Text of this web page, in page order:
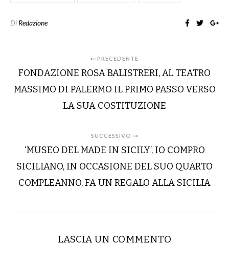
Di Redazione
PRECEDENTE
FONDAZIONE ROSA BALISTRERI, AL TEATRO
MASSIMO DI PALERMO IL PRIMO PASSO VERSO
LA SUA COSTITUZIONE
SUCCESSIVO
‘MUSEO DEL MADE IN SICILY’, IO COMPRO
SICILIANO, IN OCCASIONE DEL SUO QUARTO
COMPLEANNO, FA UN REGALO ALLA SICILIA
LASCIA UN COMMENTO